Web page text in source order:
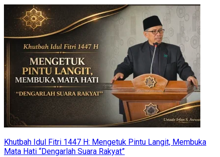
Khutbah Idul Fitri 1447 H: Mengetuk Pintu Langit, Membuka
Mata Hati “Dengarlah Suara Rakyat”